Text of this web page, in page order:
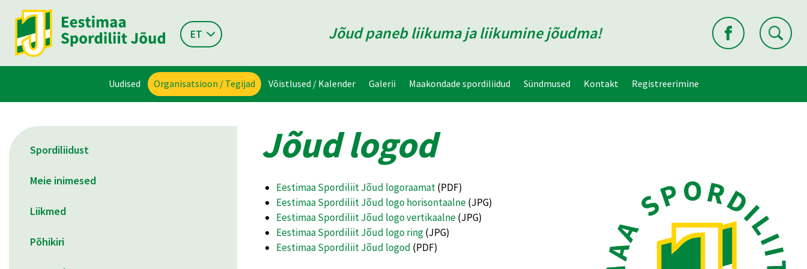
ET Jõud paneb liikuma ja liikumine jõudma!
Uudised Organisatsioon / Tegijad Võistlused / Kalender Galerii Maakondade spordiliidud Sündmused Kontakt Registreerimine
Spordiliidust
Meie inimesed
Liikmed
Põhikiri
Jõud logod
Eestimaa Spordiliit Jõud logoraamat(PDF)
Eestimaa Spordiliit Jõud logo horisontaalne(JPG)
Eestimaa Spordiliit Jõud logo vertikaalne(JPG)
Eestimaa Spordiliit Jõud logo ring(JPG)
Eestimaa Spordiliit Jõud logod (PDF)